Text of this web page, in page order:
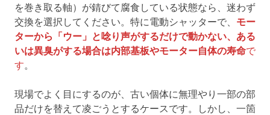
を巻き取る軸）が錆びて腐食している状態なら、迷わず
交換を選択してください。特に電動シャッターで、 モー
ターから「ウー」と唸り声がするだけで動かない、ある
いは異臭がする場合は内部基板やモーター自体の寿命で
す。
現場でよく目にするのが、古い個体に無理やり一部の部
品だけを替えて凌ごうとするケースです。しかし、一箇